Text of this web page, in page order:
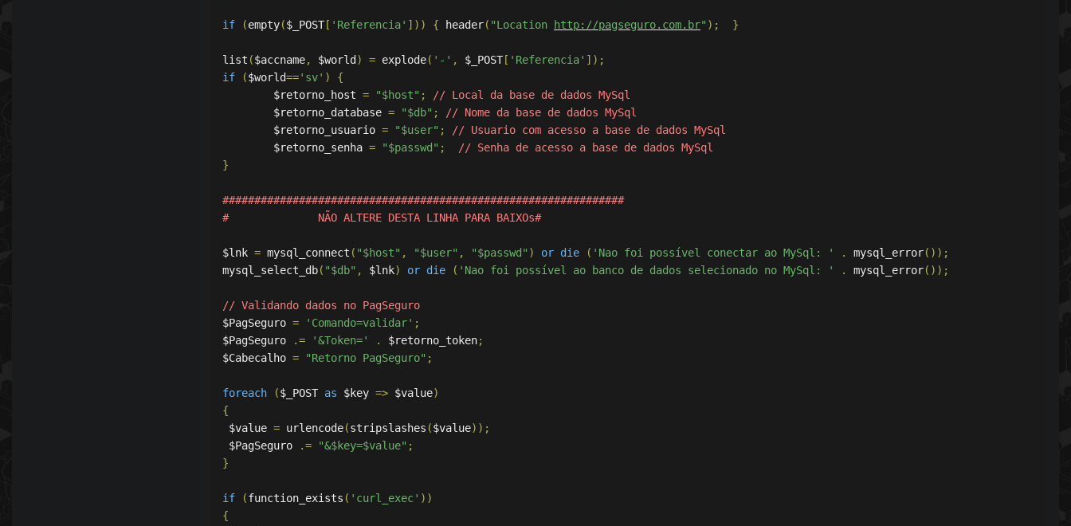
if (empty($_POST[ 'Referencia' ])) { header( "Location http://pagseguro.com.br" ); }
list ($accname, $world ) = explode( '-' , $_POST[ 'Referencia' ]);
if
($world=='sv' )
{
        $retorno_host
= "$host" ;
// Local da base de dados MySql
        $retorno_database
= "$db" ;
// Nome da base de dados MySql
        $retorno_usuario
= "$user" ;
// Usuario com acesso a base de dados MySql
        $retorno_senha
= "$passwd" ;
// Senha de acesso a base de dados MySql
}
###############################################################
#              NÃO ALTERE DESTA LINHA PARA BAIXOs#
$lnk = mysql_connect ( "$host" , "$user" , "$passwd" ) or die ( 'Nao foi possível conectar ao MySql: ' . mysql_error());
mysql_select_db( "$db" , $lnk) or die ( 'Nao foi possível ao banco de dados selecionado no MySql: ' . mysql_error());
// Validando dados no PagSeguro
$PagSeguro = 'Comando=validar' ;
$PagSeguro
.= '&Token=' . $retorno_token;
$Cabecalho = "Retorno PagSeguro" ;
foreach ($_POST as $key => $value)
{
$value = urlencode(stripslashes ($value));
$PagSeguro
.= "&$key=$value" ;
}
if (function_exists ( 'curl_exec' ))
{